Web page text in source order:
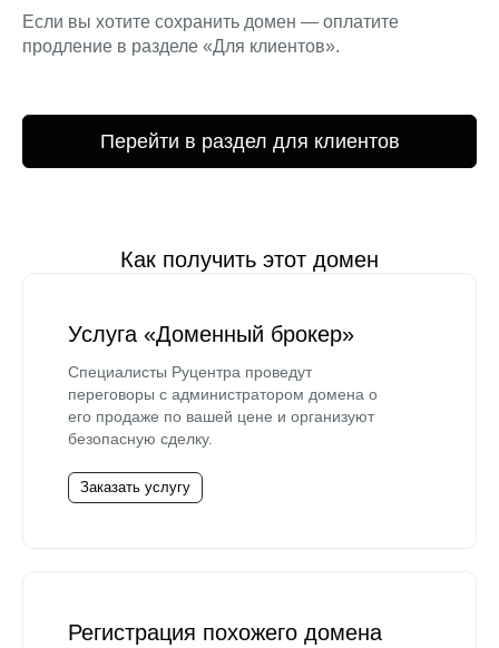
Если вы хотите сохранить домен — оплатите
продление в разделе «Для клиентов».
Перейти в раздел для клиентов
Как получить этот домен
Услуга «Доменный брокер»
Специалисты Руцентра проведут
переговоры с администратором домена о
его продаже по вашей цене и организуют
безопасную сделку.
Заказать услугу
Регистрация похожего домена